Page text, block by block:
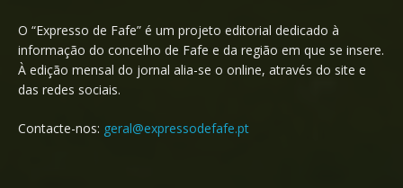
O “Expresso de Fafe” é um projeto editorial dedicado à
informação do concelho de Fafe e da região em que se insere.
À edição mensal do jornal alia-se o online, através do site e
das redes sociais.
Contacte-nos: geral@expressodefafe.pt